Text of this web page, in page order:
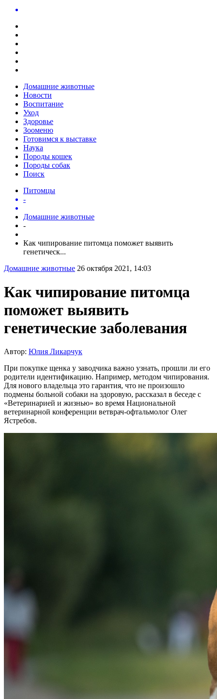
Домашние животные
Новости
Воспитание
Уход
Здоровье
Зооменю
Готовимся к выставке
Наука
Породы кошек
Породы собак
Поиск
Питомцы
-
Домашние животные
-
Как чипирование питомца поможет выявить
генетическ...
Домашние животные 26 октября 2021, 14:03
Как чипирование питомца
поможет выявить
генетические заболевания
Автор: Юлия Ликарчук
При покупке щенка у заводчика важно узнать, прошли ли его
родители идентификацию. Например, методом чипирования.
Для нового владельца это гарантия, что не произошло
подмены больной собаки на здоровую, рассказал в беседе с
«Ветеринарией и жизнью» во время Национальной
ветеринарной конференции ветврач-офтальмолог Олег
Ястребов.